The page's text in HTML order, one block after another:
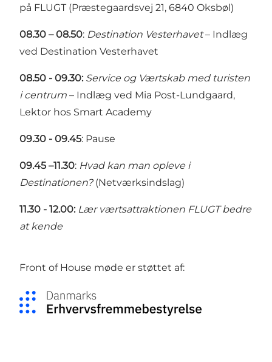
på FLUGT (Præstegaardsvej 21, 6840 Oksbøl)
08.30 – 08.50: Destination Vesterhavet– Indlæg
ved Destination Vesterhavet
08.50 - 09.30: Service og Værtskab med turisten
i centrum – Indlæg ved Mia Post-Lundgaard,
Lektor hos Smart Academy
09.30 - 09.45: Pause
09.45 –11.30: Hvad kan man opleve i
Destinationen?(Netværksindslag)
11.30 - 12.00: Lær værtsattraktionen FLUGT bedre
at kende
Front of House møde er støttet af: